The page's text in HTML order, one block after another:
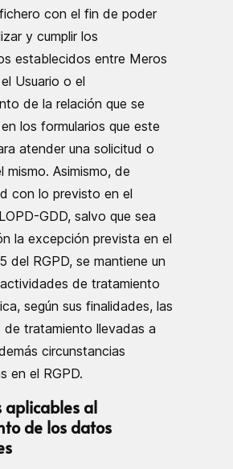
con el fin de poder
y cumplir los
establecidos entre Meros
Usuario o el
de la relación que se
los formularios que este
atender una solicitud o
mismo. Asimismo, de
con lo previsto en el
GDD, salvo que sea
la excepción prevista en el
del RGPD, se mantiene un
de tratamiento
según sus finalidades, las
tratamiento llevadas a
circunstancias
en el RGPD.
aplicables al
de los datos